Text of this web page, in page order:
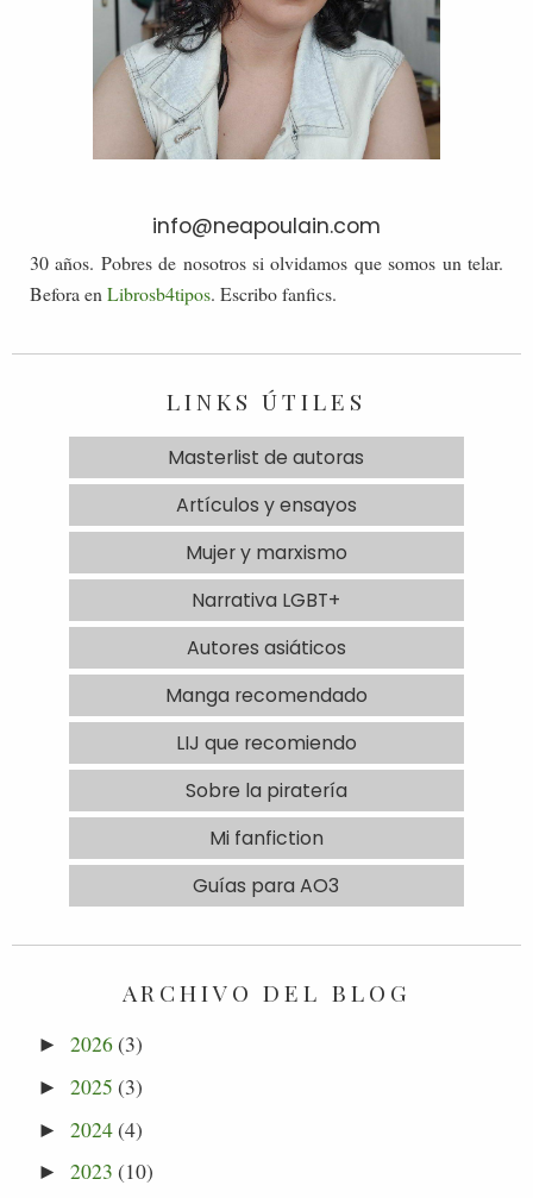
info@neapoulain.com
30 años. Pobres de nosotros si olvidamos que somos un telar.
Befora enLibrosb4tipos. Escribo fanfics.
LINKS ÚTILES
Masterlist de autoras
Artículos y ensayos
Mujer y marxismo
Narrativa LGBT+
Autores asiáticos
Manga recomendado
LIJ que recomiendo
Sobre la piratería
Mi fanfiction
Guías para AO3
ARCHIVO DEL BLOG
►2026(3)
►2025 (3)
►2024(4)
►2023 (10)